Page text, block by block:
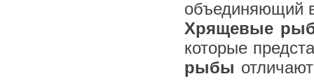
объединяющий
Хрящевые
которые
рыбы